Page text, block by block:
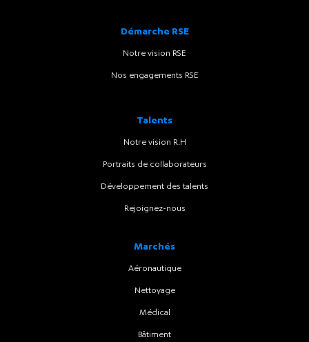
Démarche RSE
Notre vision RSE
Nos engagements RSE
Talents
Notre vision R.H
Portraits de collaborateurs
Développement des talents
Rejoignez-nous
Marchés
Aéronautique
Nettoyage
Médical
Bâtiment